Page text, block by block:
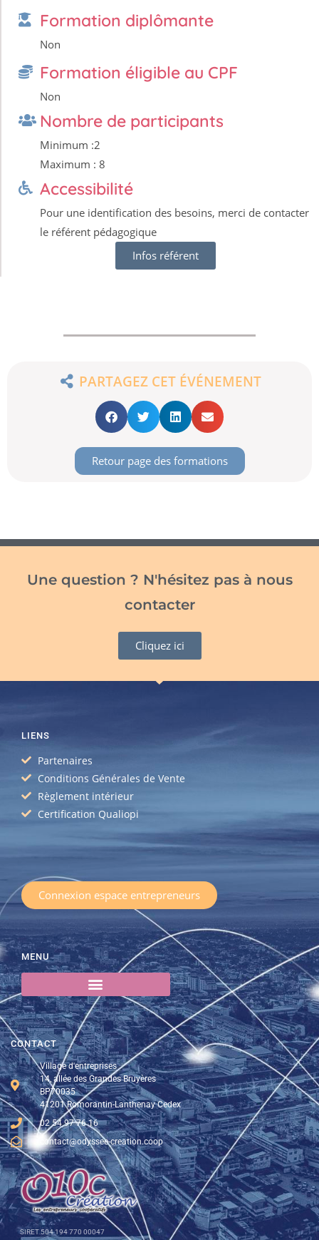
Formation diplômante
Non
Formation éligible au CPF
Non
Nombre de participants
Minimum :2
Maximum : 8
Accessibilité
Pour une identification des besoins, merci de contacter
le référent pédagogique
Infos référent
PARTAGEZ CET ÉVÉNEMENT
Retour page des formations
Une question ? N'hésitez pas à nous
contacter
Cliquez ici
SIRET 504 194 770 00047
CONTACT
Village d'entreprises
14, allée des Grandes Bruyères
BP70035
41201 Romorantin-Lanthenay Cedex
02 54 97 76 16
contact@odyssee-creation.coop
MENU
LIENS
Partenaires
Conditions Générales de Vente
Règlement intérieur
Certification Qualiopi
Connexion espace entrepreneurs